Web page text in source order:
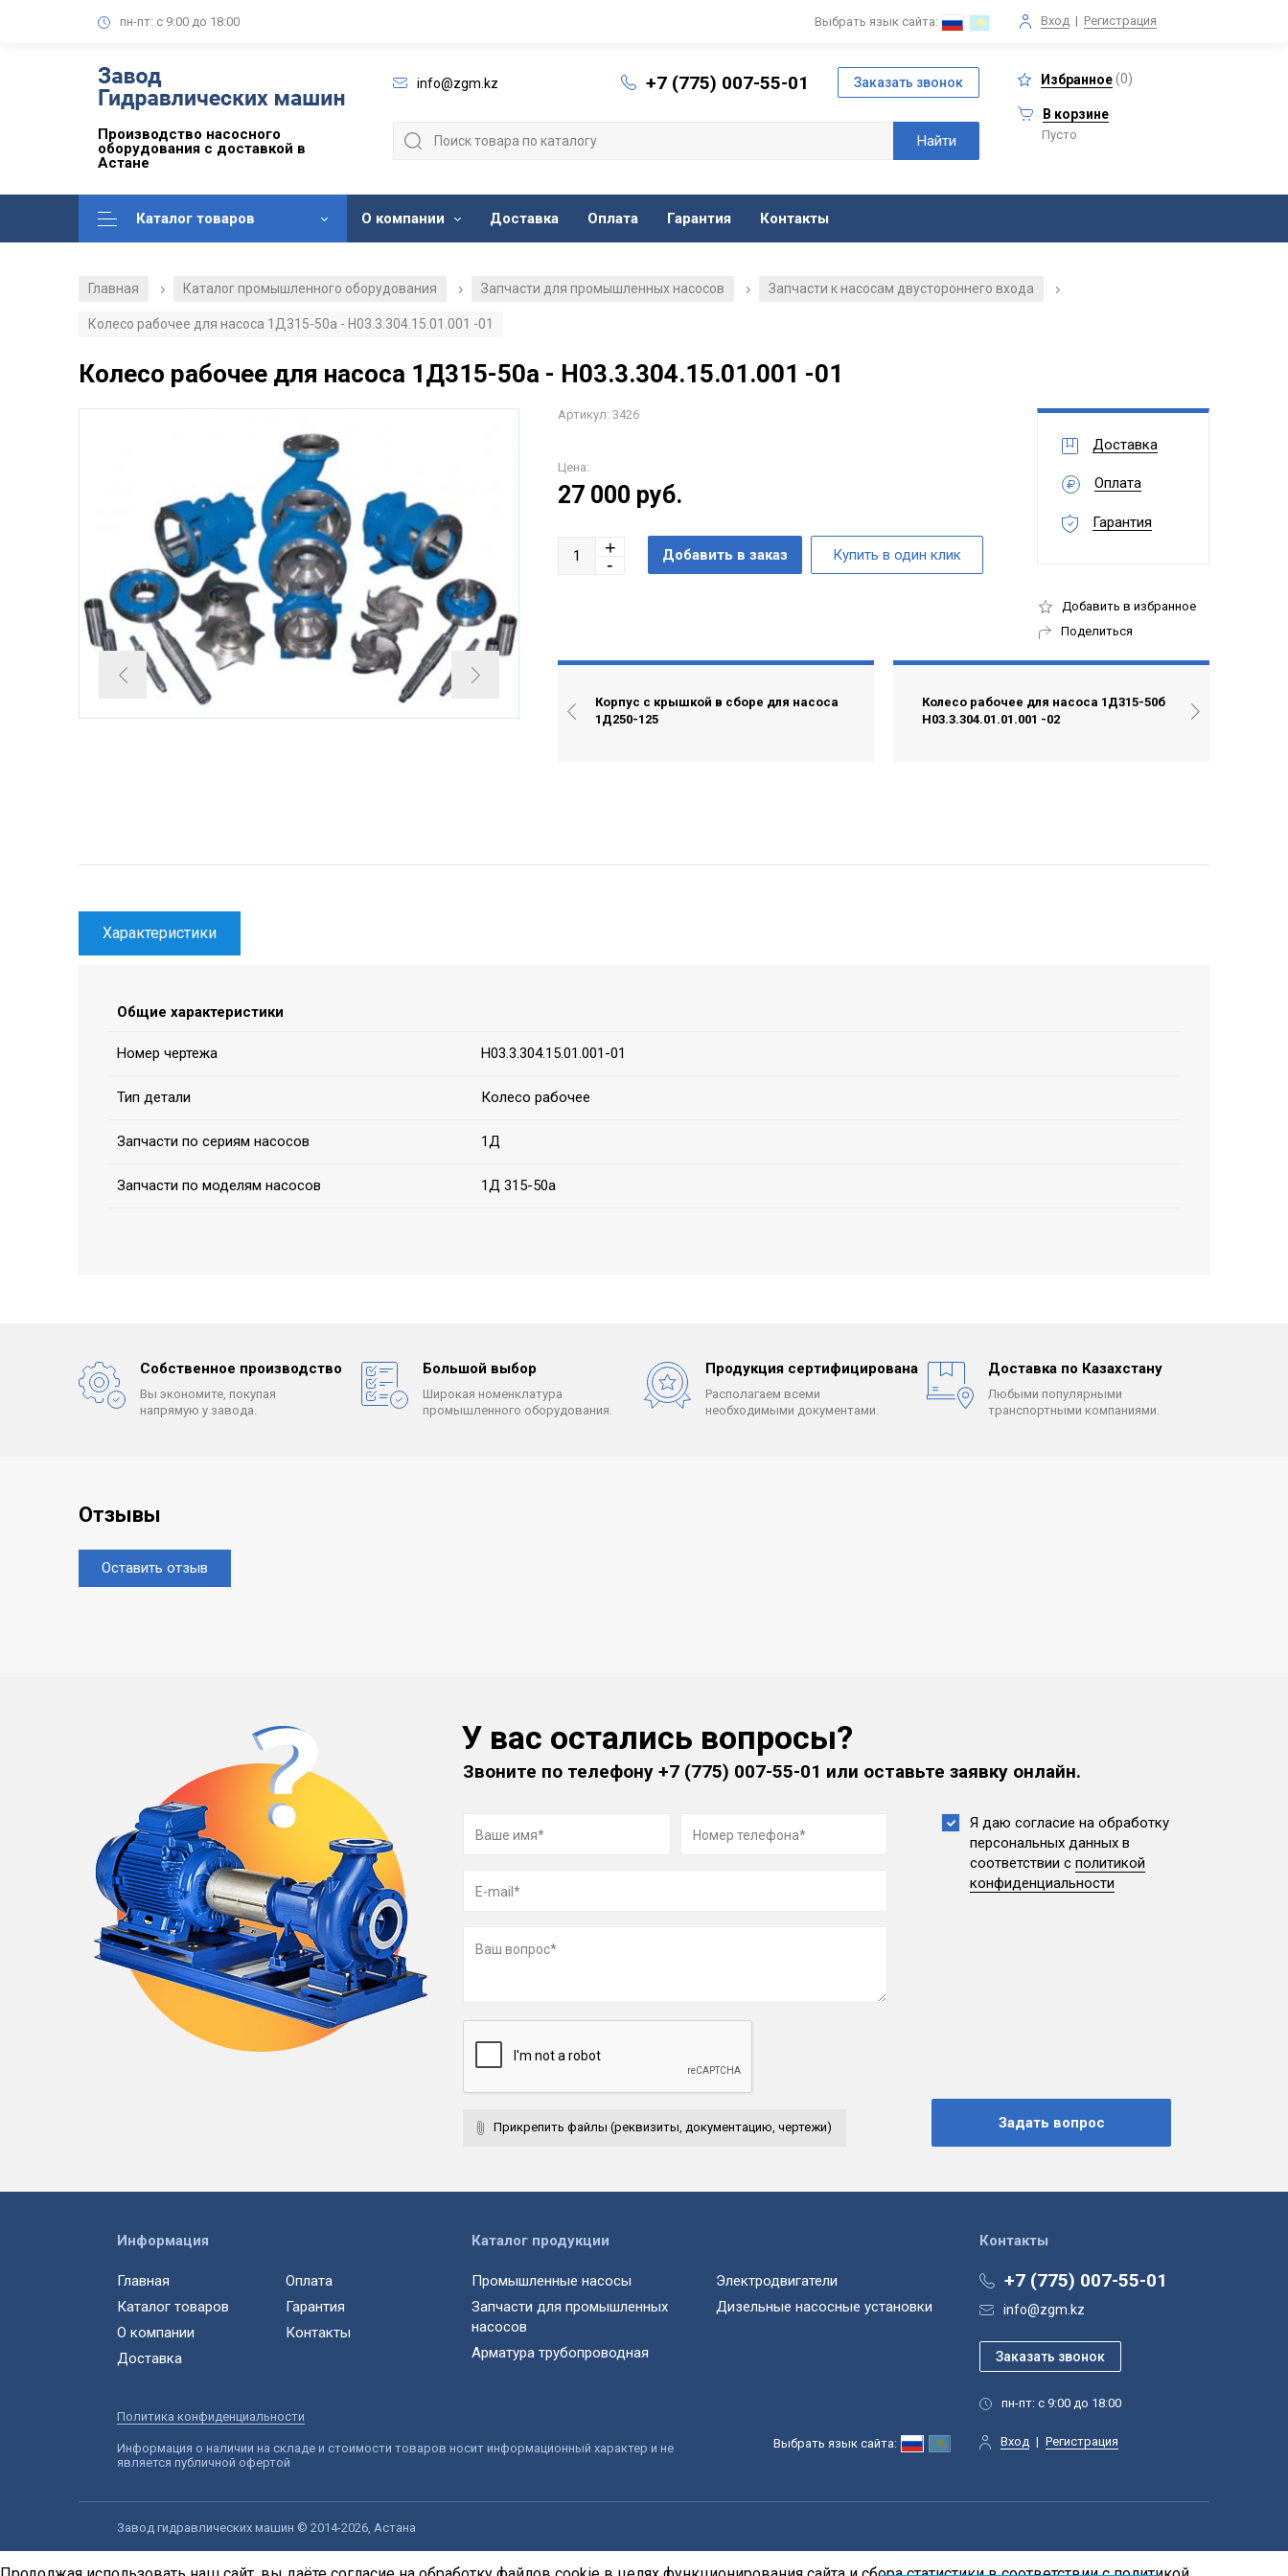
пн-пт: с 9:00 до 18:00 Вход | Регистрация
Выбрать язык сайта:
Производство насосного
оборудования с доставкой в
Астане
info@zgm.kz +7 (775) 007-55-01 Избранное(0)
В корзине
Пусто
Каталог товаров О компании Доставка Оплата Гарантия Контакты
Главная / Каталог промышленного оборудования / Запчасти для промышленных насосов / Запчасти к насосам двустороннего входа
/
Колесо рабочее для насоса 1Д315-50а - Н03.3.304.15.01.001 -01
Колесо рабочее для насоса 1Д315-50а - Н03.3.304.15.01.001 -01
Артикул: 3426
Цена:
27 000 руб.
Доставка
Оплата
Гарантия
Добавить в избранное
Поделиться
Корпус с крышкой в сборе для насоса
1Д250-125
Колесо рабочее для насоса 1Д315-50б
Н03.3.304.01.01.001 -02
Характеристики
Общие характеристики
Номер чертежа Н03.3.304.15.01.001-01
Тип детали Колесо рабочее
Запчасти по сериям насосов 1Д
Запчасти по моделям насосов 1Д 315-50а
Собственное производство
Вы экономите, покупая
напрямую у завода.
Большой выбор
Широкая номенклатура
промышленного оборудования.
Продукция сертифицирована
Располагаем всеми
необходимыми документами.
Доставка по Казахстану
Любыми популярными
транспортными компаниями.
Отзывы
Оставить отзыв
У вас остались вопросы?
Звоните по телефону+7 (775) 007-55-01 или оставьте заявку онлайн.
Прикрепить файлы (реквизиты, документацию, чертежи)
Я даю согласие на обработку
персональных данных в
соответствии с политикой
конфиденциальности
Контакты
+7 (775) 007-55-01
info@zgm.kz
пн-пт: с 9:00 до 18:00
Вход | Регистрация
Выбрать язык сайта:
Информация
Главная
Каталог товаров
О компании
Доставка
Оплата
Гарантия
Контакты
Каталог продукции
Промышленные насосы
Запчасти для промышленных
насосов
Арматура трубопроводная
Электродвигатели
Дизельные насосные установки
Политика конфиденциальности
Информация о наличии на складе и стоимости товаров носит информационный характер и не
является публичной офертой
Завод гидравлических машин © 2014-2026, Астана